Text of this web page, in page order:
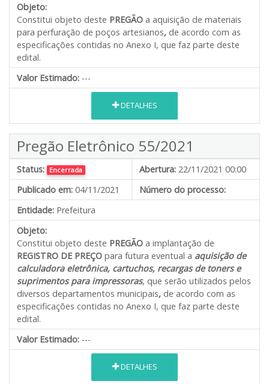
Objeto:
Constitui objeto deste PREGÃO a aquisição de materiais
para perfuração de poços artesianos, de acordo com as
especificações contidas no Anexo I, que faz parte deste
edital.
Valor Estimado: ---
DETALHES
Pregão Eletrônico 55/2021
Status: Encerrada Abertura: 22/11/2021 00:00
Publicado em: 04/11/2021
Número do processo:
Entidade: Prefeitura
Objeto:
Constitui objeto deste PREGÃO a implantação de
REGISTRO DE PREÇO para futura eventual a aquisição de
calculadora eletrônica, cartuchos, recargas de toners e
suprimentos para impressoras, que serão utilizados pelos
diversos departamentos municipais, de acordo com as
especificações contidas no Anexo I, que faz parte deste
edital.
Valor Estimado: ---
DETALHES